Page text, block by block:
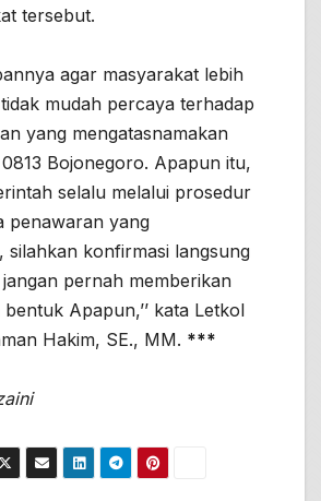
tersebut.
agar masyarakat lebih
mudah percaya terhadap
yang mengatasnamakan
Bojonegoro. Apapun itu,
selalu melalui prosedur
penawaran yang
silahkan konfirmasi langsung
pernah memberikan
Apapun,’’ kata Letkol
Hakim, SE., MM. ***